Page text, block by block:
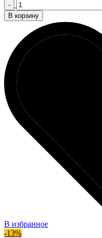
-
В корзину
В избранное
-13%